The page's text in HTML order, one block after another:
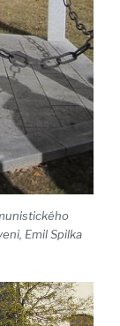
Emil Spilka